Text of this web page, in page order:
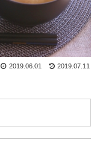
2019.07.11
2019.06.01